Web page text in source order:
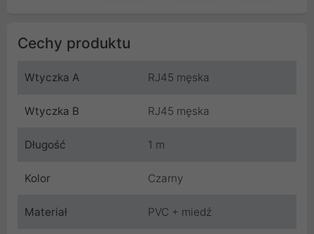
Cechy produktu
Wtyczka A RJ45 męska
Wtyczka B RJ45 męska
Długość 1 m
Kolor Czarny
Materiał PVC + miedź